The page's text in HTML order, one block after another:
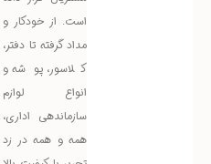
است. از خودکار و
مداد گرفته تا دفتر،
کلاسور، پوشه و
انواع لوازم
سازماندهی اداری،
همه و همه در زد